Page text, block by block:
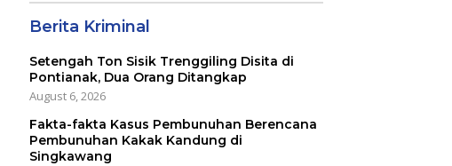
Berita Kriminal
Setengah Ton Sisik Trenggiling Disita di
Pontianak, Dua Orang Ditangkap
August 6, 2026
Fakta-fakta Kasus Pembunuhan Berencana
Pembunuhan Kakak Kandung di
Singkawang